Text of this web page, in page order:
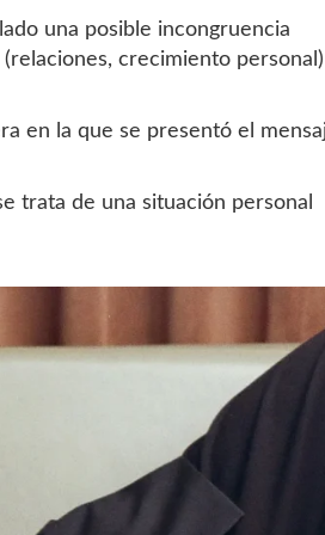
una posible incongruencia
crecimiento
en la que se presentó el
trata de una situación personal